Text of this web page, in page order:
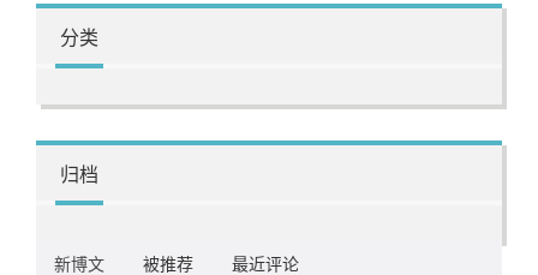
分类
归档
新博文 被推荐 最近评论